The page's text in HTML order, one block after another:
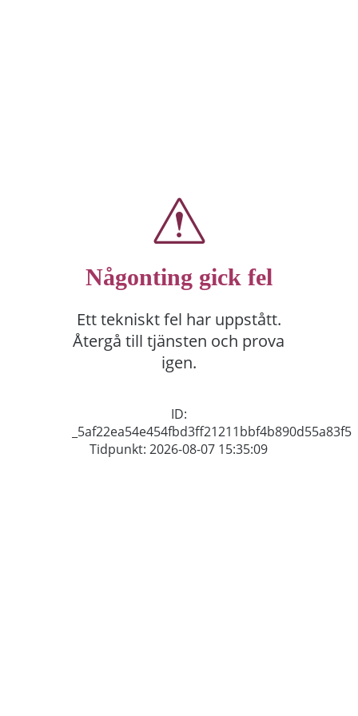
Någonting gick fel
Ett tekniskt fel har uppstått.
Återgå till tjänsten och prova
igen.
ID:
_5af22ea54e454fbd3ff21211bbf4b890d55a83f5
Tidpunkt: 2026-08-07 15:35:09